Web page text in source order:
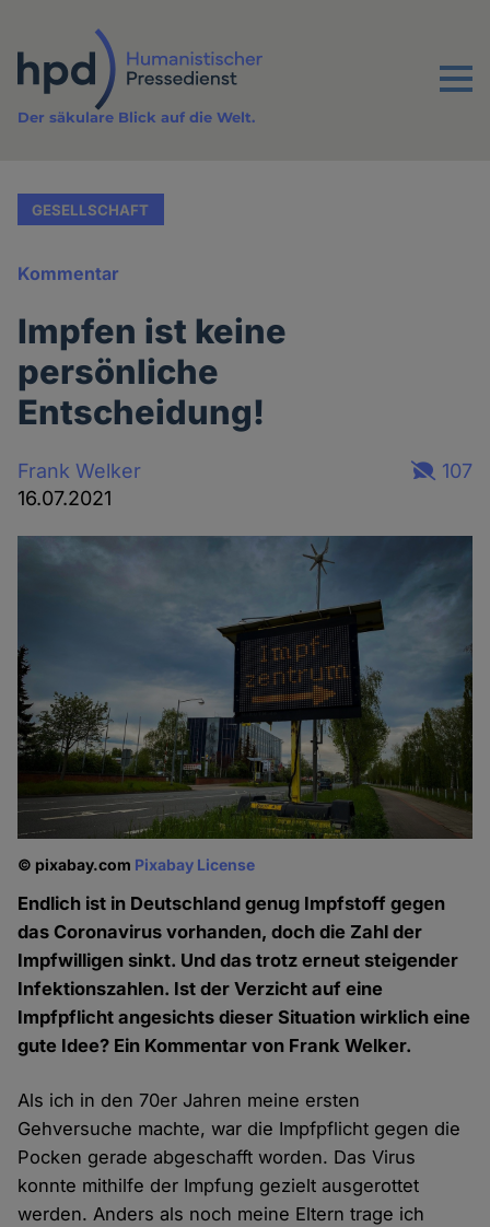
Inhalt
Menu
Der säkulare Blick auf die Welt.
GESELLSCHAFT
Kommentar
Impfen ist keine
persönliche
Entscheidung!
Frank Welker
16.07.2021
107
© pixabay.com Pixabay License
Endlich ist in Deutschland genug Impfstoff gegen
das Coronavirus vorhanden, doch die Zahl der
Impfwilligen sinkt. Und das trotz erneut steigender
Infektionszahlen. Ist der Verzicht auf eine
Impfpflicht angesichts dieser Situation wirklich eine
gute Idee? Ein Kommentar von Frank Welker.
Als ich in den 70er Jahren meine ersten
Gehversuche machte, war die Impfpflicht gegen die
Pocken gerade abgeschafft worden. Das Virus
konnte mithilfe der Impfung gezielt ausgerottet
werden. Anders als noch meine Eltern trage ich